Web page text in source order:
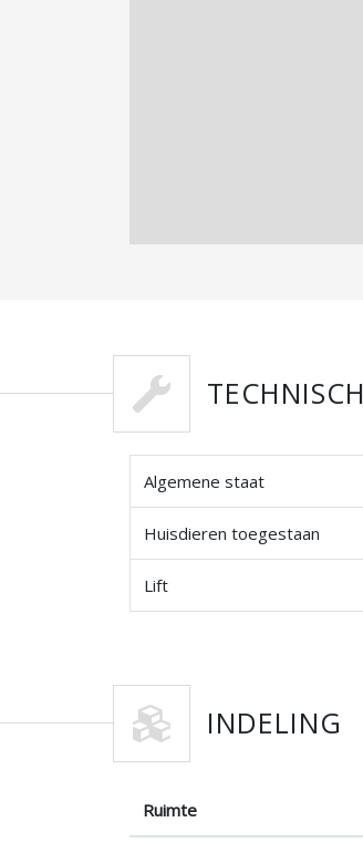
TECHNISCH
Algemene staat
Huisdieren toegestaan
Lift
INDELING
Ruimte